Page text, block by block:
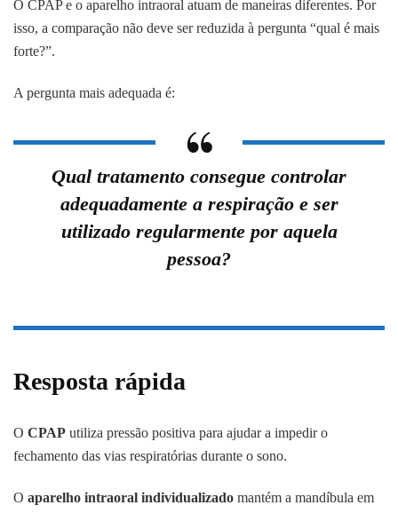
O CPAP e o aparelho intraoral atuam de maneiras diferentes. Por
isso, a comparação não deve ser reduzida à pergunta “qual é mais
forte?”.
A pergunta mais adequada é:
Qual tratamento consegue controlar
adequadamente a respiração e ser
utilizado regularmente por aquela
pessoa?
Resposta rápida
O CPAP utiliza pressão positiva para ajudar a impedir o
fechamento das vias respiratórias durante o sono.
O aparelho intraoral individualizado mantém a mandíbula em